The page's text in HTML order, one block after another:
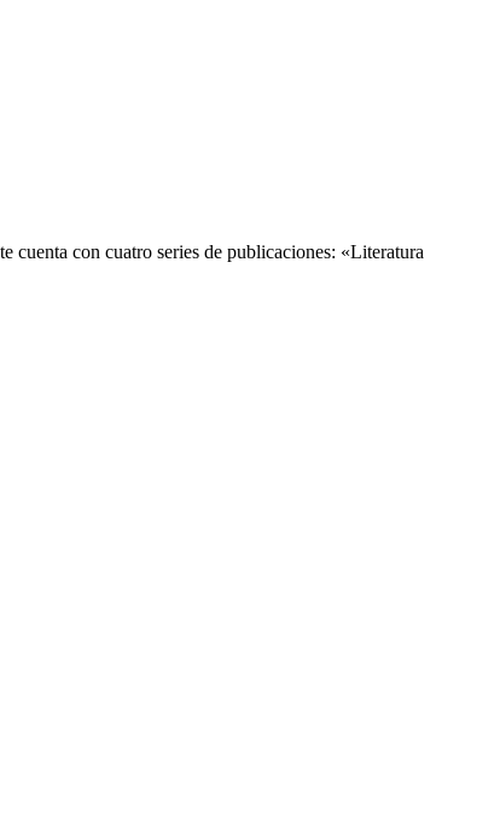
cuenta con cuatro series de publicaciones: «Literatura